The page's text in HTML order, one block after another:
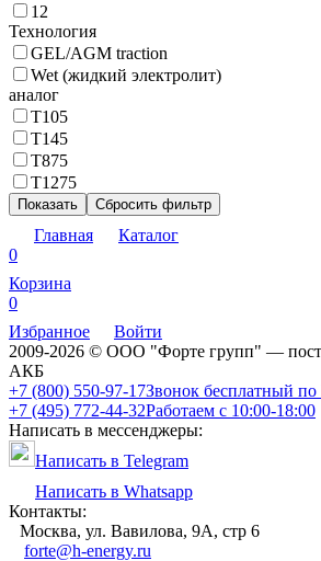
12
Технология
GEL/AGM traction
Wet (жидкий электролит)
аналог
T105
T145
T875
T1275
Показать Сбросить фильтр
Главная
Каталог
0
Корзина
0
Избранное
Войти
2009-2026 © ООО "Форте групп" —
АКБ
+7 (800) 550-97-17Звонок бесплатный
+7 (495) 772-44-32Работаем с 10:00-18:00
Написать в мессенджеры:
Написать в Telegram
Написать в Whatsapp
Контакты:
Москва, ул. Вавилова, 9А, стр 6
forte@h-energy.ru